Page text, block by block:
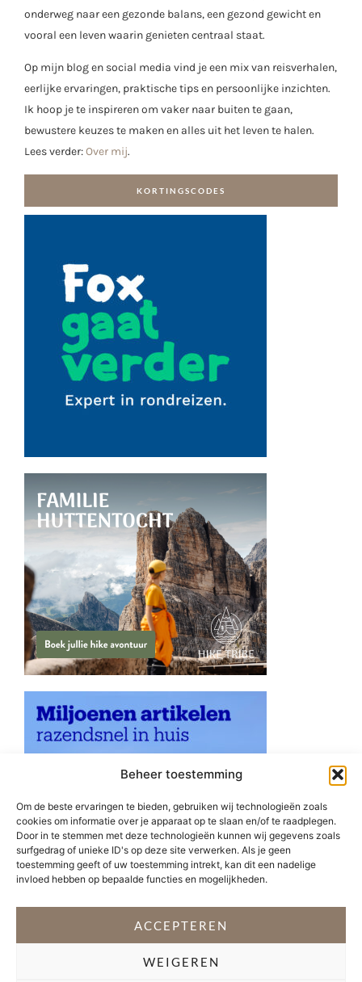
Beheer toestemming
Om de beste ervaringen te bieden, gebruiken wij technologieën zoals
cookies om informatie over je apparaat op te slaan en/of te raadplegen.
Door in te stemmen met deze technologieën kunnen wij gegevens zoals
surfgedrag of unieke ID's op deze site verwerken. Als je geen
toestemming geeft of uw toestemming intrekt, kan dit een nadelige
invloed hebben op bepaalde functies en mogelijkheden.
ACCEPTEREN
WEIGEREN
onderweg naar een gezonde balans, een gezond gewicht en
vooral een leven waarin genieten centraal staat.
Op mijn blog en social media vind je een mix van reisverhalen,
eerlijke ervaringen, praktische tips en persoonlijke inzichten.
Ik hoop je te inspireren om vaker naar buiten te gaan,
bewustere keuzes te maken en alles uit het leven te halen.
Lees verder:Over mij.
KORTINGSCODES